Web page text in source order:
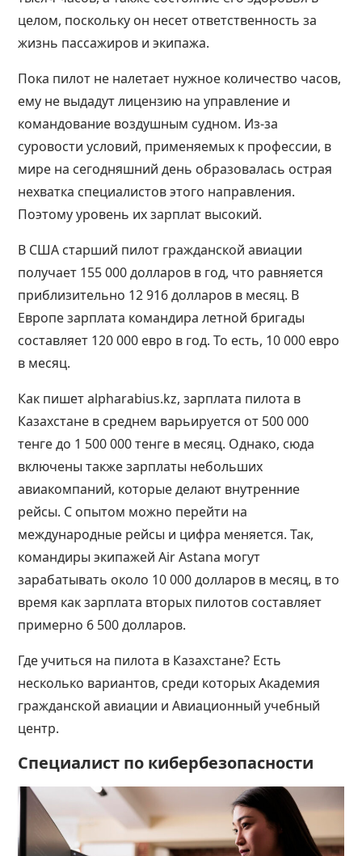
целом, поскольку он несет ответственность за
жизнь пассажиров и экипажа.
Пока пилот не налетает нужное количество часов,
ему не выдадут лицензию на управление и
командование воздушным судном. Из-за
суровости условий, применяемых к профессии, в
мире на сегодняшний день образовалась острая
нехватка специалистов этого направления.
Поэтомууровень их зарплат высокий.
В США старший пилот гражданской авиации
получает 155 000 долларов в год, что равняется
приблизительно 12 916 долларов в месяц. В
Европе зарплата командира летной бригады
составляет 120 000 евро в год. То есть, 10 000 евро
в месяц.
Как пишет alpharabius.kz,зарплата пилота в
Казахстане в среднем варьируется от 500 000
тенге до 1 500 000 тенге в месяц. Однако, сюда
включены также зарплаты небольших
авиакомпаний, которые делают внутренние
рейсы. С опытом можно перейти на
международные рейсы и цифра меняется. Так,
командиры экипажей Air Astana могут
зарабатывать около 10 000 долларов в месяц, в то
время как зарплата вторых пилотов составляет
примерно 6 500 долларов​​.
Где учиться на пилота в Казахстане? Есть
несколько вариантов, среди которых Академия
гражданской авиации и Авиационный учебный
центр.
Специалист по кибербезопасности